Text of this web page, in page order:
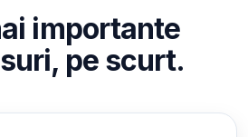
importante
pe scurt.